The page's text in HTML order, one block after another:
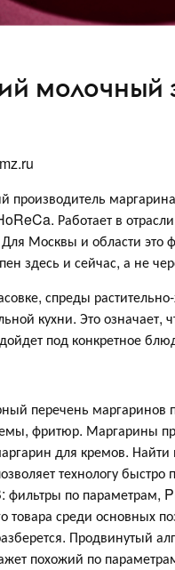
молочный
производитель
Работает в
Москвы и области это
здесь и сейчас, а не
спреды
кухни. Это означает,
под конкретное
перечень маргаринов
фритюр. Маргарины
для кремов.
технологу быстро
по параметрам,
товара среди основных
Продвинутый
похожий по